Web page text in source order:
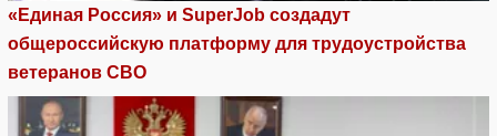
«Единая Россия» и SuperJob создадут
общероссийскую платформу для трудоустройства
ветеранов СВО